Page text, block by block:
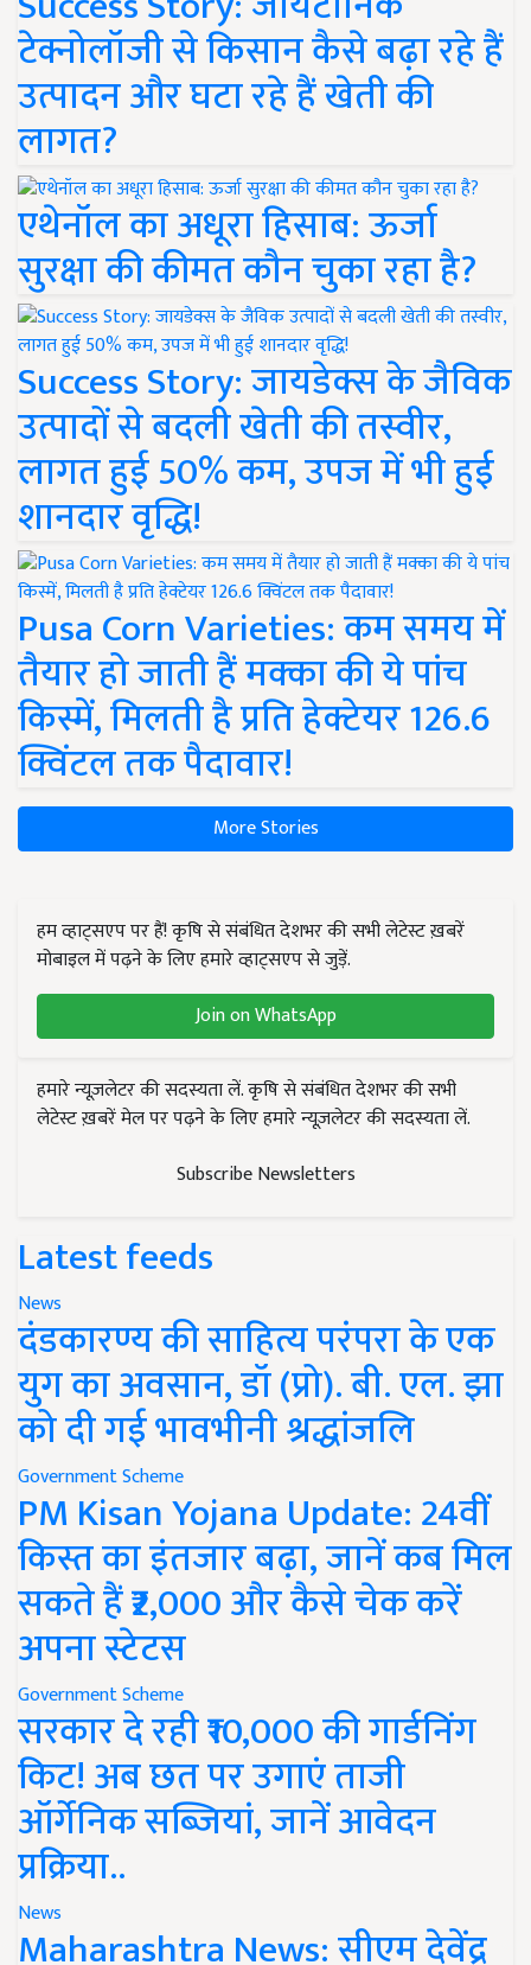
टेक्नोलॉजी से किसान कैसे बढ़ा रहे हैं
उत्पादन और घटा रहे हैं खेती की
लागत?
एथेनॉल का अधूरा हिसाब: ऊर्जा
सुरक्षा की कीमत कौन चुका रहा है?
Success Story: जायडेक्स के जैविक
उत्पादों से बदली खेती की तस्वीर,
लागत हुई 50% कम, उपज में भी हुई
शानदार वृद्धि!
Pusa Corn Varieties: कम समय में
तैयार हो जाती हैं मक्का की ये पांच
किस्में, मिलती है प्रति हेक्टेयर 126.6
क्विंटल तक पैदावार!
More Stories
हम व्हाट्सएप पर हैं! कृषि से संबंधित देशभर की सभी लेटेस्ट ख़बरें
मोबाइल में पढ़ने के लिए हमारे व्हाट्सएप से जुड़ें.
Join on WhatsApp
हमारे न्यूज़लेटर की सदस्यता लें. कृषि से संबंधित देशभर की सभी
लेटेस्ट ख़बरें मेल पर पढ़ने के लिए हमारे न्यूज़लेटर की सदस्यता लें.
Subscribe Newsletters
Latest feeds
News
दंडकारण्य की साहित्य परंपरा के एक
युग का अवसान, डॉ (प्रो). बी. एल. झा
को दी गई भावभीनी श्रद्धांजलि
Government Scheme
PM Kisan Yojana Update: 24वीं
किस्त का इंतजार बढ़ा, जानें कब मिल
सकते हैं ₹2,000 और कैसे चेक करें
अपना स्टेटस
Government Scheme
सरकार दे रही ₹10,000 की गार्डनिंग
किट! अब छत पर उगाएं ताजी
ऑर्गेनिक सब्जियां, जानें आवेदन
प्रक्रिया..
News
Maharashtra News: सीएम देवेंद्र